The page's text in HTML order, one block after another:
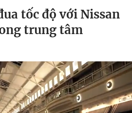
tốc độ với Nissan
trung tâm